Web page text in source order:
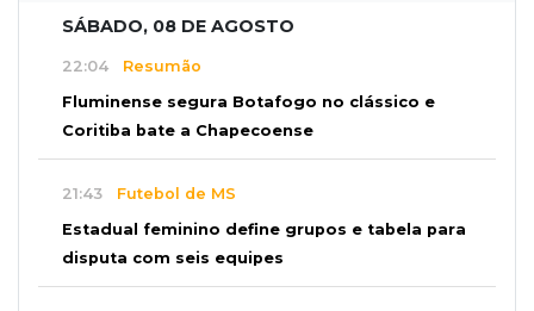
SÁBADO, 08 DE AGOSTO
22:04 Resumão
Fluminense segura Botafogo no clássico e
Coritiba bate a Chapecoense
21:43 Futebol de MS
Estadual feminino define grupos e tabela para
disputa com seis equipes